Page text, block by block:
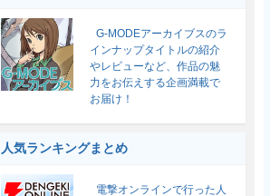
G-MODEアーカイブスのラ
インナップタイトルの紹介
やレビューなど、作品の魅
力をお伝えする企画満載で
お届け！
人気ランキングまとめ
電撃オンラインで行った人